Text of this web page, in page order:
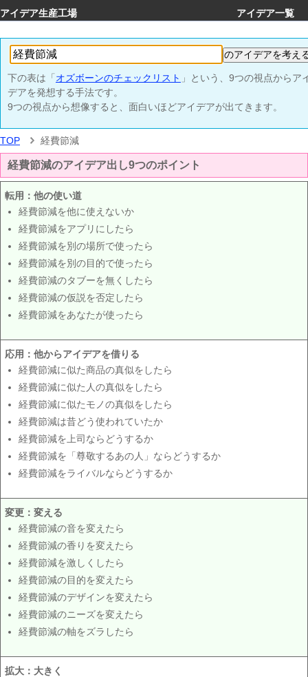
下の表は「 オズボーンのチェックリスト 」という、9つの視点からア
デアを発想する手法です。
9つの視点から想像すると、面白いほどアイデアが出てきます。
TOP 経費節減
経費節減のアイデア出し9つのポイント
転用：他の使い道
経費節減を他に使えないか
経費節減をアプリにしたら
経費節減を別の場所で使ったら
経費節減を別の目的で使ったら
経費節減のタブーを無くしたら
経費節減の仮説を否定したら
経費節減をあなたが使ったら
応用：他からアイデアを借りる
経費節減に似た商品の真似をしたら
経費節減に似た人の真似をしたら
経費節減に似たモノの真似をしたら
経費節減は昔どう使われていたか
経費節減を上司ならどうするか
経費節減を「尊敬するあの人」ならどうするか
経費節減をライバルならどうするか
変更：変える
経費節減の音を変えたら
経費節減の香りを変えたら
経費節減を激しくしたら
経費節減の目的を変えたら
経費節減のデザインを変えたら
経費節減のニーズを変えたら
経費節減の軸をズラしたら
拡大：大きく
アイデア生産工場 アイデア一覧